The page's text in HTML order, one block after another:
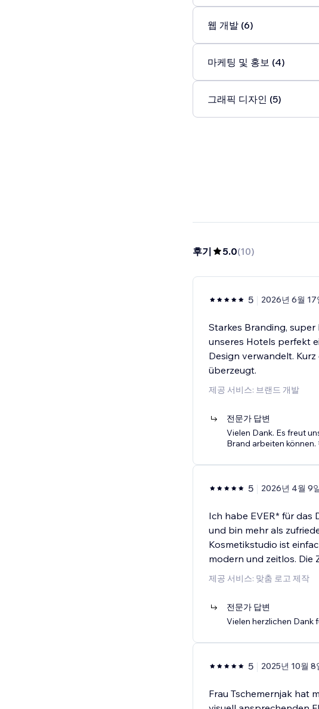
웹 개발 (6)
마케팅 및 홍보 (4)
그래픽 디자인 (5)
후기 5.0(10)
5 2026년 6월 17
Starkes Branding, super
unseres Hotels perfekt
Design verwandelt.
überzeugt.
제공 서비스: 브랜드 개발
전문가 답변
Vielen Dank. Es freut
Brand arbeiten können.
5 2026년 4월 9
Ich habe EVER* für das
und bin mehr als
Kosmetikstudio ist
modern und zeitlos. Die
제공 서비스: 맞춤 로고 제작
전문가 답변
Vielen herzlichen Dank
5 2025년 10월 8
Frau Tschemernjak hat